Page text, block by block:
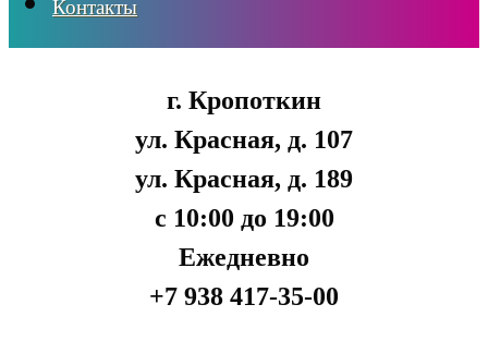
Контакты
г. Кропоткин
ул. Красная, д. 107
ул. Красная, д. 189
с 10:00 до 19:00
Ежедневно
+7 938 417-35-00